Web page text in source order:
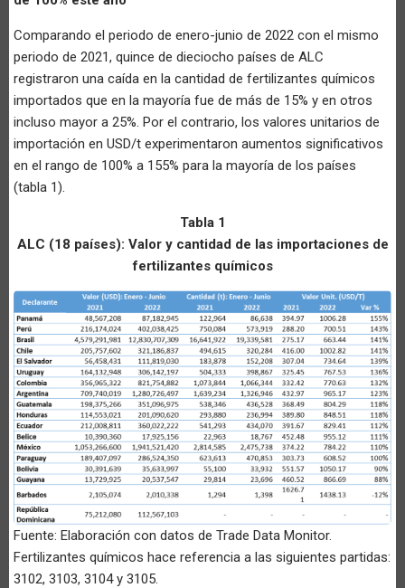
Comparando el periodo de enero-junio de 2022 con el mismo
periodo de 2021, quince de dieciocho países de ALC
registraron una caída en la cantidad de fertilizantes químicos
importados que en la mayoría fue de más de 15% y en otros
incluso mayor a 25%. Por el contrario, los valores unitarios de
importación en USD/t experimentaron aumentos significativos
en el rango de 100% a 155% para la mayoría de los países
(tabla 1).
Tabla 1
ALC (18 países): Valor y cantidad de las importaciones de
fertilizantes químicos
Fuente: Elaboración con datos de Trade Data Monitor.
Fertilizantes químicos hace referencia a las siguientes partidas:
3102, 3103, 3104 y 3105.